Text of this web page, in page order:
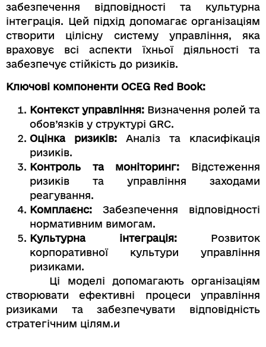
забезпечення відповідності та культурна
інтеграція. Цей підхід допомагає організаціям
створити цілісну систему управління, яка
враховує всі аспекти їхньої діяльності та
забезпечує стійкість до ризиків.
Ключові компоненти OCEG Red Book:
Контекст управління: Визначення ролей та
обов’язків у структурі GRC.
Оцінка ризиків: Аналіз та класифікація
ризиків.
Контроль та моніторинг: Відстеження
ризиків та управління заходами
реагування.
Комплаєнс: Забезпечення відповідності
нормативним вимогам.
Культурна інтеграція: Розвиток
корпоративної культури управління
ризиками.
Ці моделі допомагають організаціям
створювати ефективні процеси управління
ризиками та забезпечувати відповідність
стратегічним цілям.и